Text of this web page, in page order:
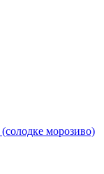
морозиво)